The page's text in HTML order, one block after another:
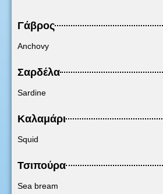
Γάβρος
Anchovy
Σαρδέλα
Sardine
Καλαμάρι
Squid
Τσιπούρα
Sea bream